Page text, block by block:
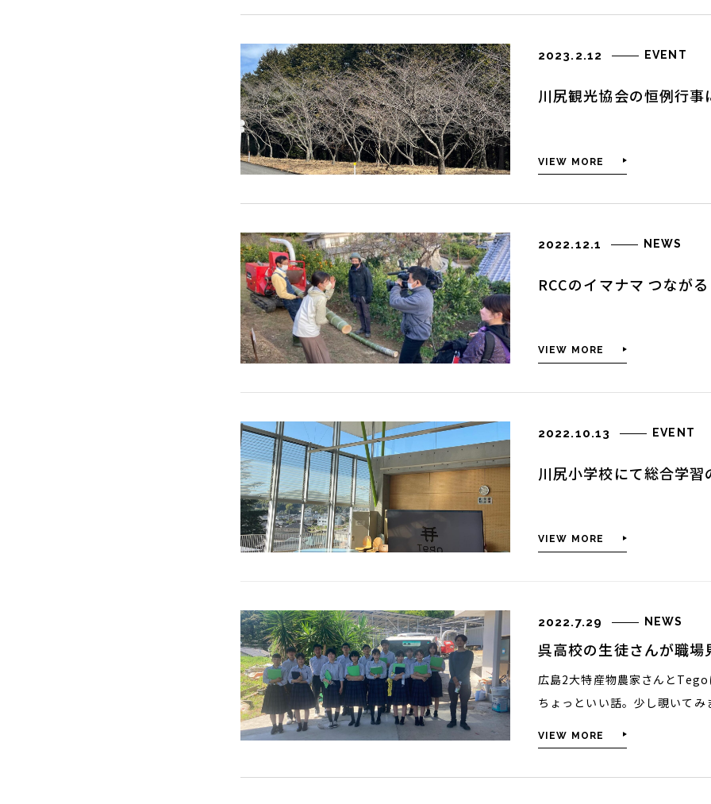
私たちについて
MISSION
HISTORY
実績
ストーリー
2023.2.12 EVENT
川尻観光協会の恒例行事
VIEW MORE
2022.12.1 NEWS
RCCのイマナマ つなが
VIEW MORE
2022.10.13 EVENT
川尻小学校にて総合学習
VIEW MORE
2022.7.29 NEWS
呉高校の生徒さんが職場
広島2大特産物農家さんとTego
ちょっといい話。少し覗いてみ
VIEW MORE